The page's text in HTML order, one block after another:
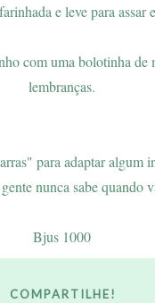
e leve para assar
com uma bolotinha
lembranças.
para adaptar algum
nunca sabe quando
Bjus 1000
COMPARTILHE!